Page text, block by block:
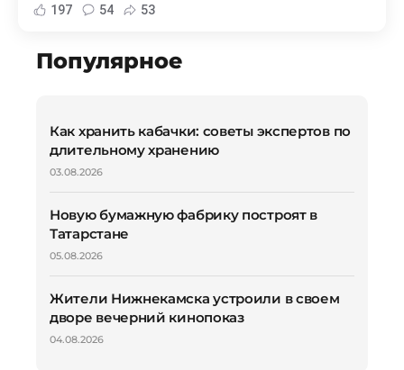
197 54 53
Популярное
Как хранить кабачки: советы экспертов по
длительному хранению
03.08.2026
Новую бумажную фабрику построят в
Татарстане
05.08.2026
Жители Нижнекамска устроили в своем
дворе вечерний кинопоказ
04.08.2026